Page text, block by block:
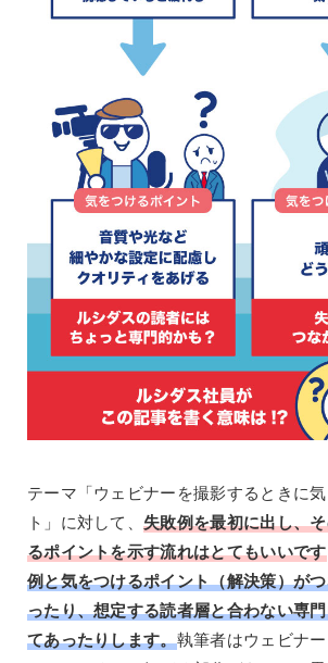
テーマ「ウェビナーを撮影するときに
ト」に対して、失敗例を最初に出し、
るポイントを示す流れはとてもいいです
例と気をつけるポイント（解決策）が
ったり、想定する読者層と合わない専
てあったりします。執筆者はウェビナ